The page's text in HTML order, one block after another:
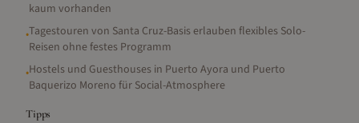
kaum vorhanden
•Tagestouren von Santa Cruz-Basis erlauben flexibles Solo-
Reisen ohne festes Programm
•Hostels und Guesthouses in Puerto Ayora und Puerto
Baquerizo Moreno für Social-Atmosphere
Tipps